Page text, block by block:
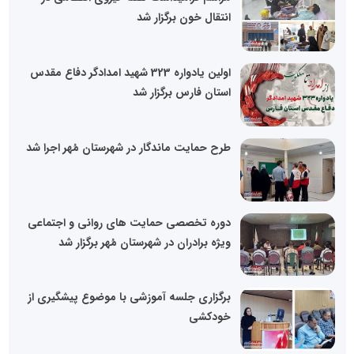
انتقال خون برگزار شد
اولین یادواره 323 شهید امدادگر دفاع مقدس
استان فارس برگزار شد
طرح حمایت ماندگار در شهرستان مُهر اجرا شد
دوره تخصصی حمایت های روانی و اجتماعی
ویژه برادران در شهرستان مُهر برگزار شد
برگزاری جلسه آموزشی با موضوع پیشگیری از
خودکشی